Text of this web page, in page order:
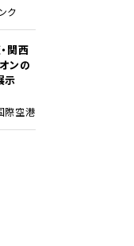
ク
関西
ンの
示
際空港